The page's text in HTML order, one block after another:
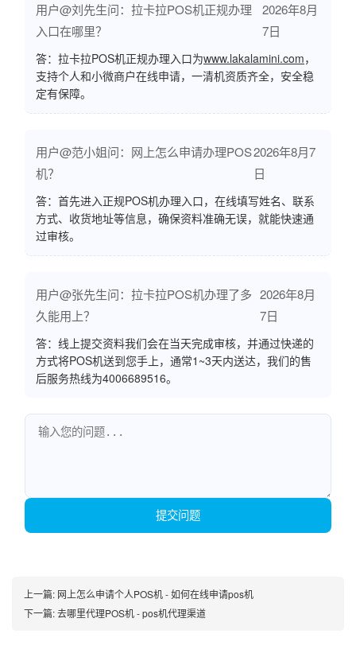
用户@刘先生问：拉卡拉POS机正规办理
入口在哪里？
2026年8月
7日
答：拉卡拉POS机正规办理入口为www.lakalamini.com，
支持个人和小微商户在线申请，一清机资质齐全，安全稳
定有保障。
用户@范小姐问：网上怎么申请办理POS
机？
2026年8月7
日
答：首先进入正规POS机办理入口，在线填写姓名、联系
方式、收货地址等信息，确保资料准确无误，就能快速通
过审核。
用户@张先生问：拉卡拉POS机办理了多
久能用上？
2026年8月
7日
答：线上提交资料我们会在当天完成审核，并通过快递的
方式将POS机送到您手上，通常1~3天内送达，我们的售
后服务热线为4006689516。
提交问题
上一篇: 网上怎么申请个人POS机 - 如何在线申请pos机
下一篇:去哪里代理POS机 - pos机代理渠道